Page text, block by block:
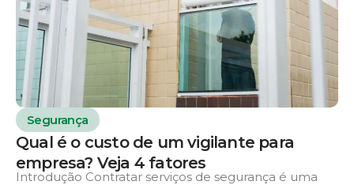
Segurança
Qual é o custo de um vigilante para
empresa? Veja 4 fatores
Introdução Contratar serviços de segurança é uma